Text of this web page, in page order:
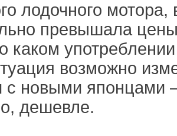
лодочного мотора,
превышала
каком
возможно
с новыми японцами
дешевле.